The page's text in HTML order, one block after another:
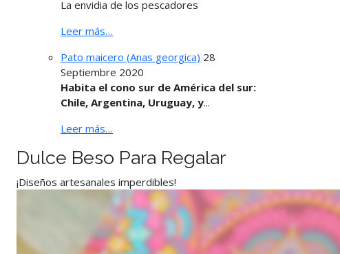
La envidia de los pescadores
Leer más…
Pato maicero (Anas georgica) 28
Septiembre 2020
Habita el cono sur de América del sur:
Chile, Argentina, Uruguay, y...
Leer más…
Dulce Beso Para Regalar
¡Diseños artesanales imperdibles!